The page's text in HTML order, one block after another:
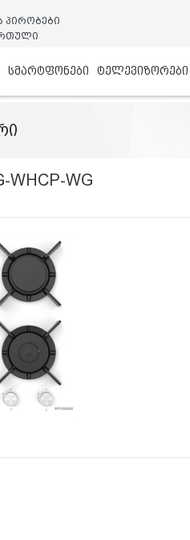
პირობები
სმარტფონები ტელევიზორები
WHCP-WG